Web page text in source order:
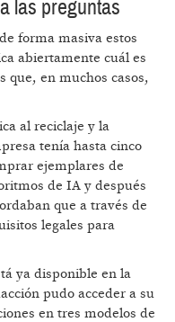
las preguntas
forma masiva estos
abiertamente cuál es
que, en muchos casos,
al reciclaje y la
tenía hasta cinco
ejemplares de
de IA y después
que a través de
legales para
ya disponible en la
pudo acceder a su
en tres modelos de